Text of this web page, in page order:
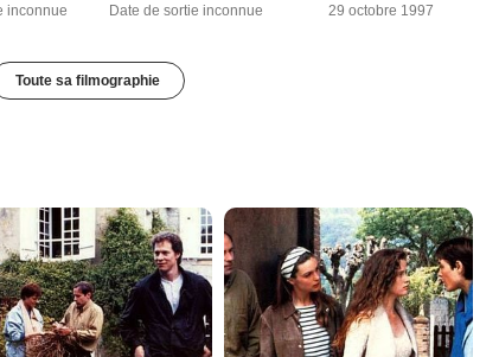
inconnue Date de sortie inconnue 29 octobre 1997
Toute sa filmographie